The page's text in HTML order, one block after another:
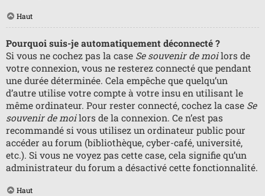
Haut
Pourquoi suis-je automatiquement déconnecté ?
Si vous ne cochez pas la case Se souvenir de moilors de
votre connexion, vous ne resterez connecté que pendant
une durée déterminée. Cela empêche que quelqu’un
d’autre utilise votre compte à votre insu en utilisant le
même ordinateur. Pour rester connecté, cochez la case Se
souvenir de moilors de la connexion. Ce n’est pas
recommandé si vous utilisez un ordinateur public pour
accéder au forum (bibliothèque, cyber-café, université,
etc.). Si vous ne voyez pas cette case, cela signifie qu’un
administrateur du forum a désactivé cette fonctionnalité.
Haut